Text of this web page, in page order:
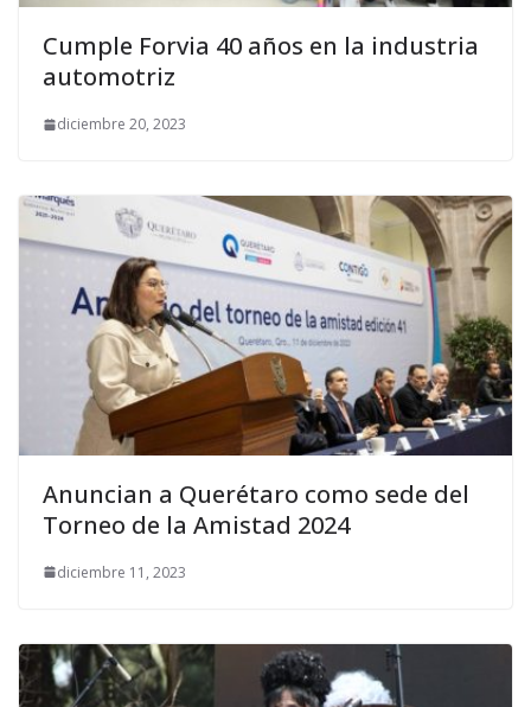
Cumple Forvia 40 años en la industria
automotriz
diciembre 20, 2023
Anuncian a Querétaro como sede del
Torneo de la Amistad 2024
diciembre 11, 2023